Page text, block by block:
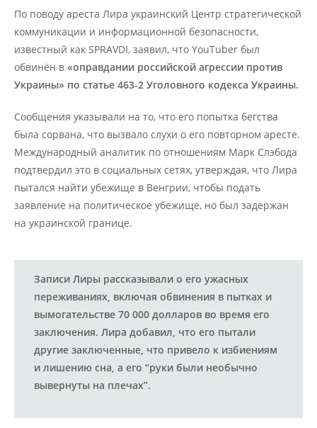
По поводу ареста Лира украинский Центр стратегической
коммуникации и информационной безопасности,
известный как SPRAVDI, заявил, что YouTuber был
обвинён в «оправдании российской агрессии против
Украины» по статье 463-2 Уголовного кодекса Украины.
Сообщения указывали на то, что его попытка бегства
была сорвана, что вызвало слухи о его повторном аресте.
Международный аналитик по отношениям Марк Слэбода
подтвердил это в социальных сетях, утверждая, что Лира
пытался найти убежище в Венгрии, чтобы подать
заявление на политическое убежище, но был задержан
на украинской границе.
Записи Лиры рассказывали о его ужасных
переживаниях, включая обвинения в пытках и
вымогательстве 70 000 долларов во время его
заключения. Лира добавил, что его пытали
другие заключенные, что привело к избиениям
и лишению сна, а его “руки были необычно
вывернуты на плечах”.